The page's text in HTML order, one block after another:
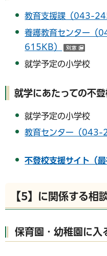
教育支援課（043-
養護教育センター（
615KB）
就学予定の小学校
就学にあたっての不
就学予定の小学校
教育センター（043-
不登校支援サイト（
【5】に関係する相
保育園・幼稚園に入